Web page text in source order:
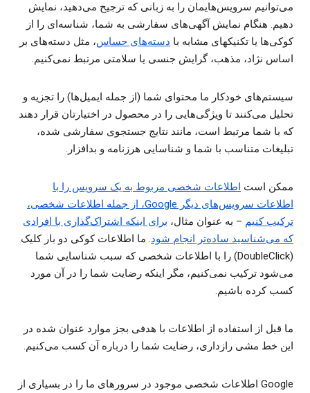
می‌توانیم سرویس‌هایمان را به زبانی که ترجیح می‌دهید، نمایش
دهیم. هنگام نمایش آگهی‌های سفارشی به شما، شناسه‌ای را از
کوکی‌ها یا تکنیکهای مشابه با دسته‌های حساس، مثل دسته‌های بر
اساس نژاد، مذهب، گرایش جنسی یا سلامتی مرتبط نمی‌کنیم.
سیستم‌های خودکار ما محتوای شما (از جمله ایمیل‌ها) را تجزیه و
تحلیل می‌کنند تا ویژگی‌هایی را در محصول در اختیارتان قرار دهند
که با شما مرتبط است، مانند نتایج جستجوی سفارشی شده،
تبلیغات متناسب با شما و شناسایی هرزنامه و بدافزار.
ممکن است اطلاعات شخصی مربوط به یک سرویس را با
اطلاعات سرویس‌های دیگر Google، از جمله اطلاعات شخصی،
ترکیب کنیم ‏– به عنوان مثال، برای اینکه اشتراک‌گذاری با افرادی
که می‌شناسید ساده‌تر انجام شود. ما اطلاعات کوکی دو بار کلیک
(DoubleClick) را با اطلاعات شخصی که سبب شناسایی شما
می‌شود ترکیب نمی‌کنیم، مگر اینکه رضایت شما را در آن مورد
کسب کرده باشیم.
ما قبل از استفاده از اطلاعات با هدفی بجز موارد عنوان شده در
این خط مشی رازداری، رضایت شما را درباره آن کسب می‌کنیم.
Google اطلاعات شخصی موجود در سرورهای ما را در بسیاری از